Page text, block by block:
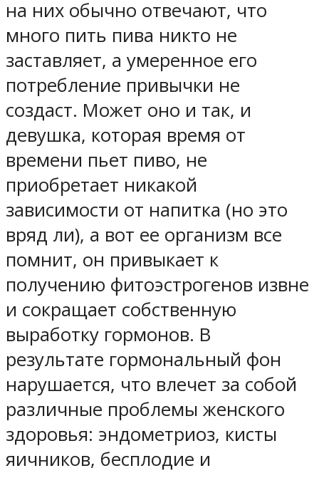
на них обычно отвечают, что
много пить пива никто не
заставляет, а умеренное его
потребление привычки не
создаст. Может оно и так, и
девушка, которая время от
времени пьет пиво, не
приобретает никакой
зависимости от напитка (но это
вряд ли), а вот ее организм все
помнит, он привыкает к
получению фитоэстрогенов извне
и сокращает собственную
выработку гормонов. В
результате гормональный фон
нарушается, что влечет за собой
различные проблемы женского
здоровья: эндометриоз, кисты
яичников, бесплодие и